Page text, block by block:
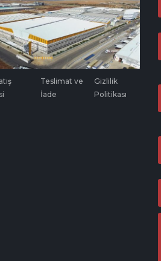
Teslimat ve
İade
Gizlilik
Politikası